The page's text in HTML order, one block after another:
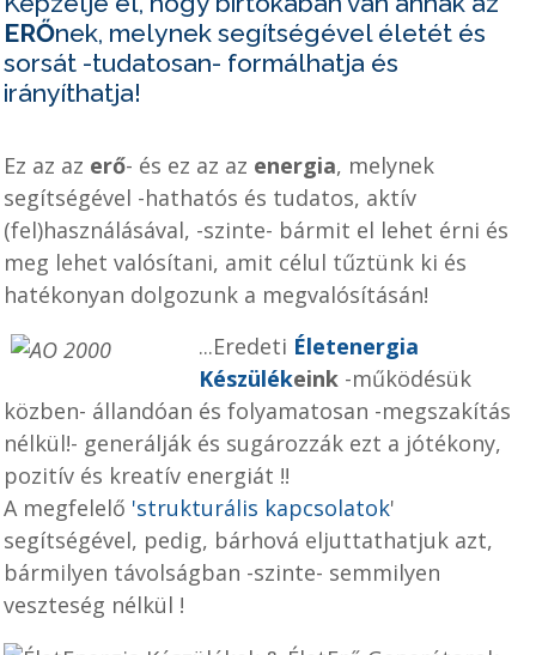
ERŐnek, melynek segítségével életét és
sorsát -tudatosan- formálhatja és
irányíthatja!
Ez az az erő- és ez az az energia, melynek
segítségével -hathatós és tudatos, aktív
(fel)használásával, -szinte- bármit el lehet érni és
meg lehet valósítani, amit célul tűztünk ki és
hatékonyan dolgozunk a megvalósításán!
...Eredeti Életenergia
Készülékeink -működésük
közben- állandóan és folyamatosan -megszakítás
nélkül!- generálják és sugározzák ezt a jótékony,
pozitív és kreatív energiát !!
A megfelelő 'strukturális kapcsolatok'
segítségével, pedig, bárhová eljuttathatjuk azt,
bármilyen távolságban -szinte- semmilyen
veszteség nélkül !